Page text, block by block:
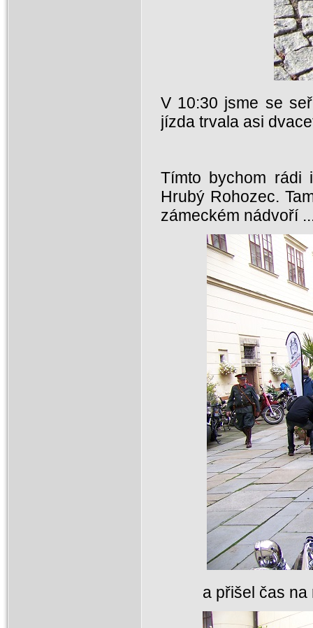
V 10:30 jsme se
jízda trvala asi
Tímto bychom rádi
Hrubý Rohozec.
zámeckém nádvoří
a přišel čas na